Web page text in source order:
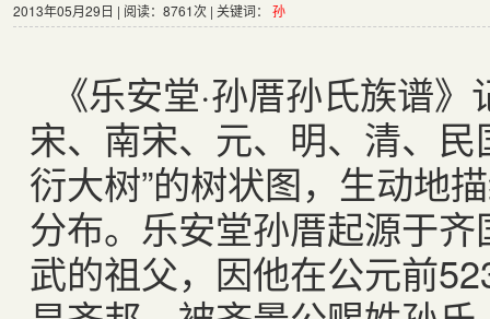
2013年05月29日 | 阅读：8761次 | 关键词： 孙
《乐安堂·孙厝孙氏族谱
宋、南宋、元、明、清、
衍大树”的树状图，生动地
分布。乐安堂孙厝起源于
武的祖父，因他在公元前